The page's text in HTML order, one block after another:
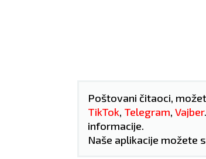
Poštovani čitaoci,
TikTok, Telegram, Vajber
informacije.
Naše aplikacije možete